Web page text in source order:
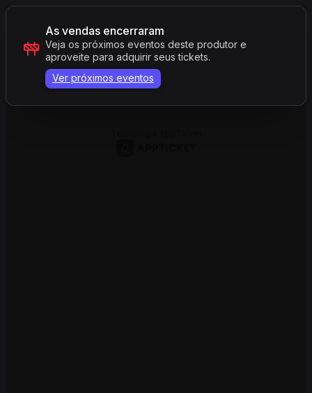
As vendas encerraram
Veja os próximos eventos deste produtor e
aproveite para adquirir seus tickets.
Ver próximos eventos